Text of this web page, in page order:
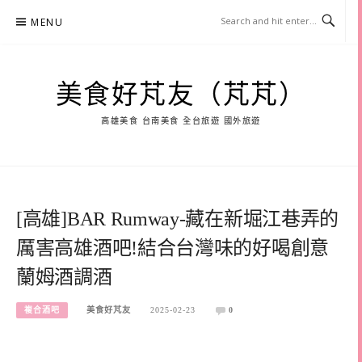
MENU
美食好芃友（芃芃）
高雄美食 台南美食 全台旅遊 國外旅遊
[高雄]BAR Rumway-藏在新堀江巷弄的
厲害高雄酒吧!結合台灣味的好喝創意
蘭姆酒調酒
複合酒吧 美食好芃友 2025-02-23 0